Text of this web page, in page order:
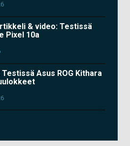
& video: Testissä
Pixel 10a
Testissä Asus ROG Kithara